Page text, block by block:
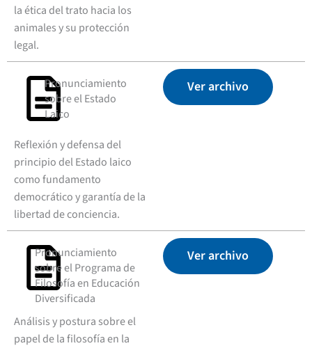
la ética del trato hacia los
animales y su protección
legal.
Pronunciamiento
sobre el Estado
Laico
Reflexión y defensa del
principio del Estado laico
como fundamento
democrático y garantía de la
libertad de conciencia.
Ver archivo
Pronunciamiento
sobre el Programa de
Filosofía en Educación
Diversificada
Análisis y postura sobre el
papel de la filosofía en la
Ver archivo